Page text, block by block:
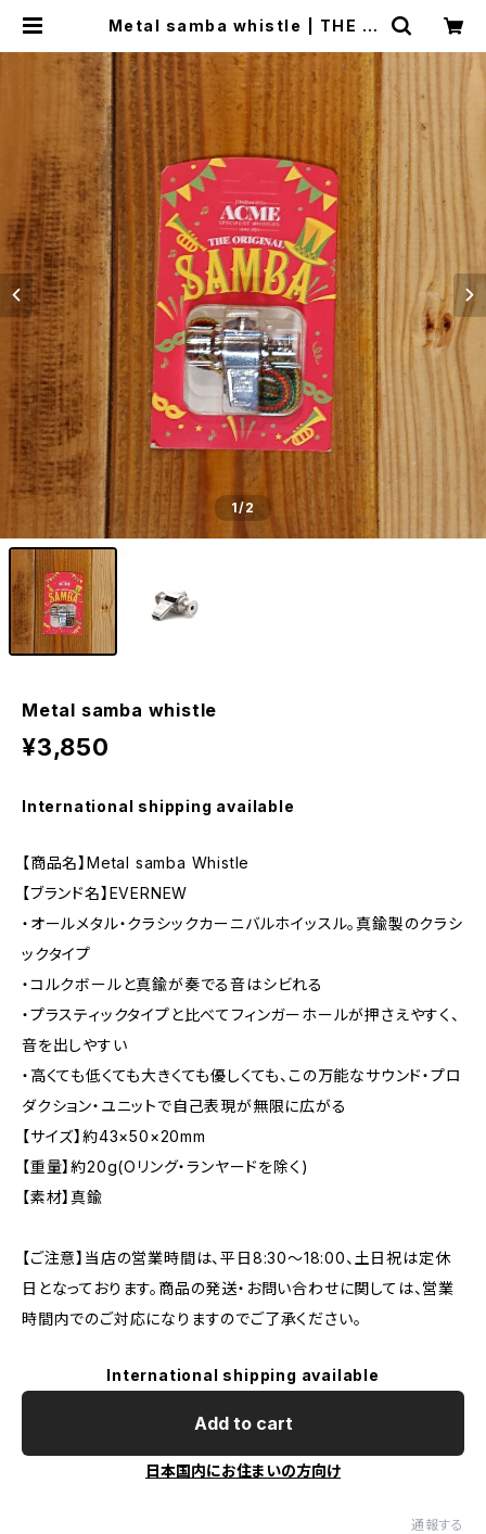
Metal samba whistle | THE M
1/2
Metal samba whistle
¥3,850
International shipping available
【商品名】Metal samba Whistle
【ブランド名】EVERNEW
・オールメタル・クラシックカーニバルホイッスル。真鍮製のクラシ
ックタイプ
・コルクボールと真鍮が奏でる音はシビれる
・プラスティックタイプと比べてフィンガーホールが押さえやすく、
音を出しやすい
・高くても低くても大きくても優しくても、この万能なサウンド・プロ
ダクション・ユニットで自己表現が無限に広がる
【サイズ】約43×50×20mm
【重量】約20g(Oリング・ランヤードを除く)
【素材】真鍮
【ご注意】当店の営業時間は、平日8:30～18:00、土日祝は定休
日となっております。商品の発送・お問い合わせに関しては、営業
時間内でのご対応になりますのでご了承ください。
International shipping available
Add to cart
日本国内にお住まいの方向け
通報する